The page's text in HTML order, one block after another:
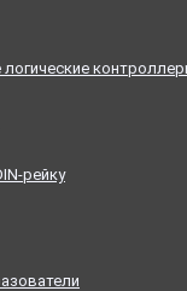
рейку